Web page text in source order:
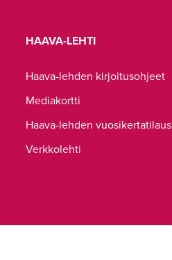
HAAVA-LEHTI
Haava-lehden kirjoitusohjeet
Mediakortti
Haava-lehden vuosikertatilaus
Verkkolehti